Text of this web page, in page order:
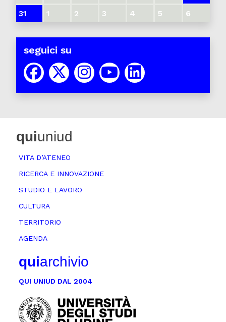
31
1 2 3 4 5 6
seguici su
quiuniud
VITA D’ATENEO
RICERCA E INNOVAZIONE
STUDIO E LAVORO
CULTURA
TERRITORIO
AGENDA
quiarchivio
QUI UNIUD DAL 2004